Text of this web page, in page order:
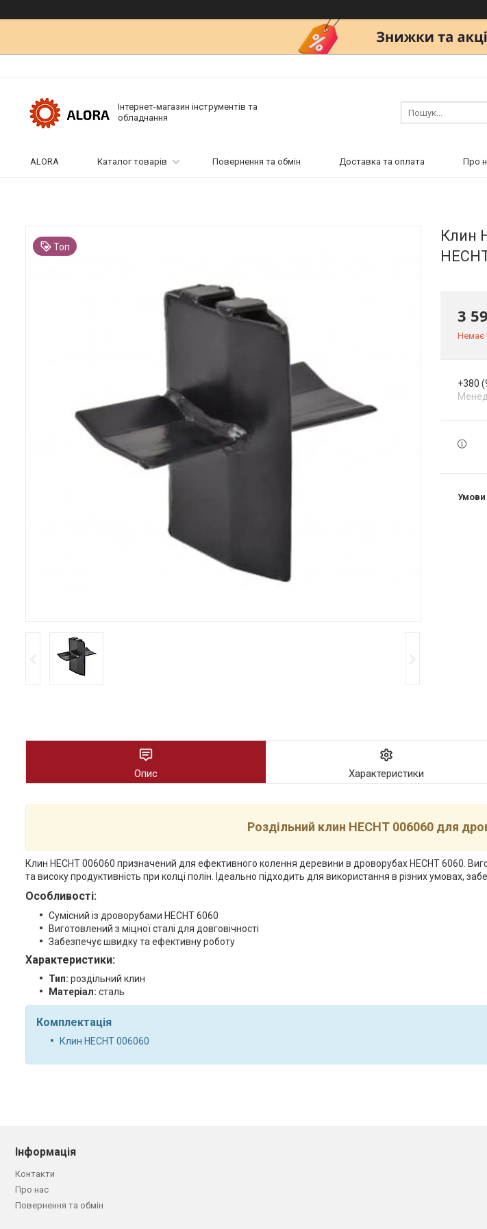
Інтернет-магазин інструментів та
обладнання
ALORA Каталог товарів Повернення та обмін Доставка та оплата Про
Топ
Клин
3
Немає
+380
Опис Характеристики
Роздільний клин HECHT 006060 для
Клин HECHT 006060 призначений для ефективного колення деревини в дроворубах HECHT 6060.
та високу продуктивність при колці полін. Ідеально підходить для використання в різних умовах,
Особливості:
Сумісний із дроворубами HECHT 6060
Виготовлений з міцної сталі для довговічності
Забезпечує швидку та ефективну роботу
Характеристики:
Тип: роздільний клин
Матеріал: сталь
Комплектація
Клин HECHT 006060
Інформація
Контакти
Про нас
Повернення та обмін